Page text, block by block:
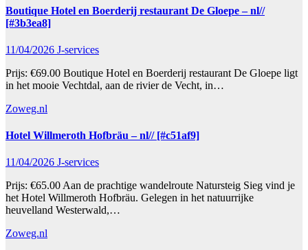
Boutique Hotel en Boerderij restaurant De Gloepe – nl//
[#3b3ea8]
11/04/2026 J-services
Prijs: €69.00 Boutique Hotel en Boerderij restaurant De Gloepe ligt
in het mooie Vechtdal, aan de rivier de Vecht, in…
Zoweg.nl
Hotel Willmeroth Hofbräu – nl// [#c51af9]
11/04/2026 J-services
Prijs: €65.00 Aan de prachtige wandelroute Natursteig Sieg vind je
het Hotel Willmeroth Hofbräu. Gelegen in het natuurrijke
heuvelland Westerwald,…
Zoweg.nl